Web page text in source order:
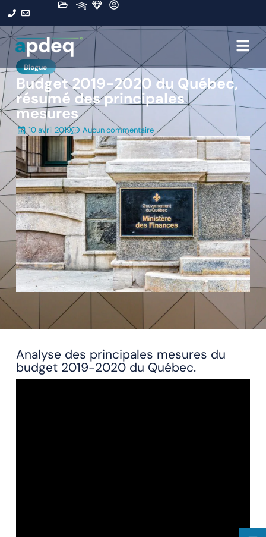
Blogue
Budget 2019-2020 du Québec,
résumé des principales
mesures
10 avril 2019 Aucun commentaire
Analyse des principales mesures du
budget 2019-2020 du Québec.